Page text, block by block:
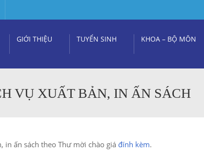
GIỚI THIỆU TUYỂN SINH KHOA – BỘ MÔN
VỤ XUẤT BẢN, IN ẤN SÁCH
in ấn sách theo Thư mời chào giá đính kèm.